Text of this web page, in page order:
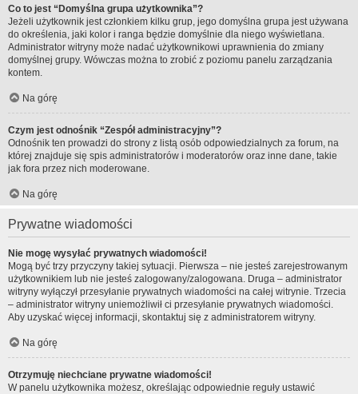
Co to jest “Domyślna grupa użytkownika”?
Jeżeli użytkownik jest członkiem kilku grup, jego domyślna grupa jest używana
do określenia, jaki kolor i ranga będzie domyślnie dla niego wyświetlana.
Administrator witryny może nadać użytkownikowi uprawnienia do zmiany
domyślnej grupy. Wówczas można to zrobić z poziomu panelu zarządzania
kontem.
Na górę
Czym jest odnośnik “Zespół administracyjny”?
Odnośnik ten prowadzi do strony z listą osób odpowiedzialnych za forum, na
której znajduje się spis administratorów i moderatorów oraz inne dane, takie
jak fora przez nich moderowane.
Na górę
Prywatne wiadomości
Nie mogę wysyłać prywatnych wiadomości!
Mogą być trzy przyczyny takiej sytuacji. Pierwsza – nie jesteś zarejestrowanym
użytkownikiem lub nie jesteś zalogowany/zalogowana. Druga – administrator
witryny wyłączył przesyłanie prywatnych wiadomości na całej witrynie. Trzecia
– administrator witryny uniemożliwił ci przesyłanie prywatnych wiadomości.
Aby uzyskać więcej informacji, skontaktuj się z administratorem witryny.
Na górę
Otrzymuję niechciane prywatne wiadomości!
W panelu użytkownika możesz, określając odpowiednie reguły ustawić